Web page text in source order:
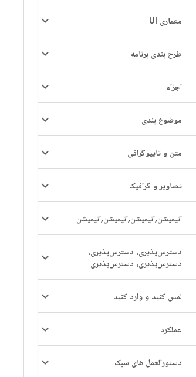
معماری UI
طرح بندی برنامه
اجزاء
موضوع بندی
متن و تایپوگرافی
تصاویر و گرافیک
انیمیشن,انیمیشن,انیمیشن,انیمیشن
دسترس‌پذیری، دسترس‌پذیری،
دسترس‌پذیری، دسترس‌پذیری
لمس کنید و وارد کنید
عملکرد
دستورالعمل های سبک